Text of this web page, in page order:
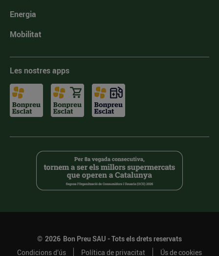
Energia
Mobilitat
Les nostres apps
© 2026 Bon Preu SAU - Tots els drets reservats
Condicions d’ús
Política de privacitat Ús de cookies